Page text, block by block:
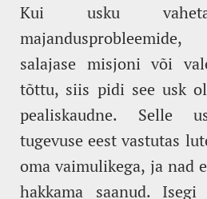
Kui usku
salajase misjoni või
tõttu, siis pidi see usk
pealiskaudne. Selle
tugevuse eest vastutas
oma vaimulikega, ja nad
hakkama saanud.